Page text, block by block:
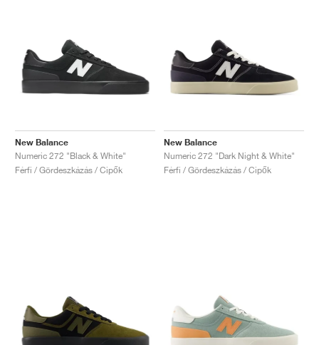
New Balance
Numeric 272 "Black & White"
Férfi / Gördeszkázás / Cipők
New Balance
Numeric 272 "Dark Night & White"
Férfi / Gördeszkázás / Cipők